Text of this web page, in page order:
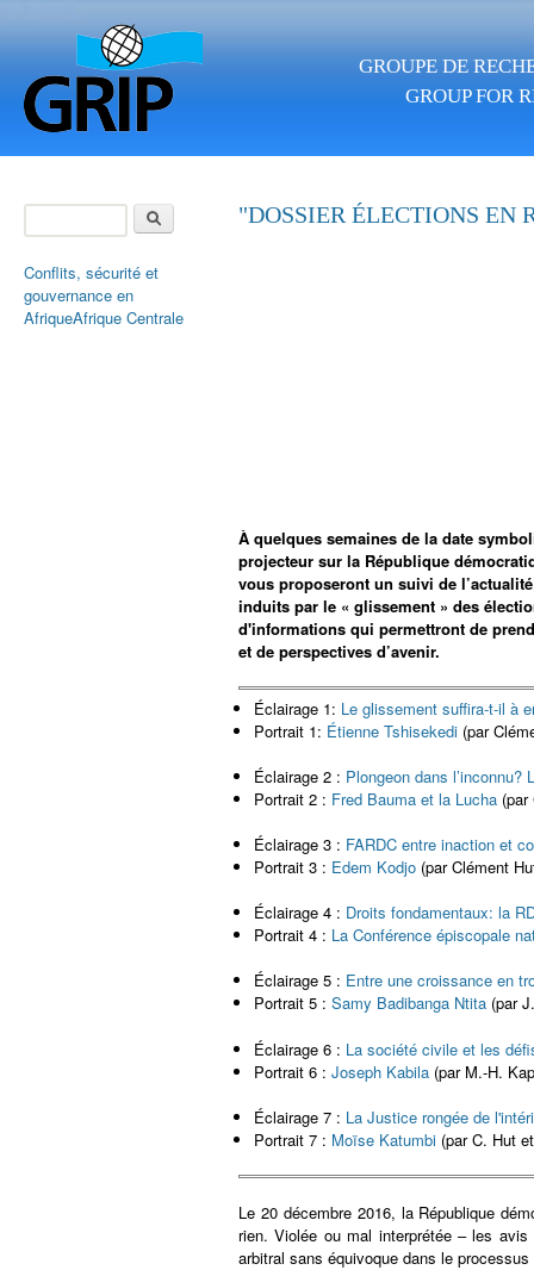
GROUPE DE
GROUP FOR
"DOSSIER ÉLECTIONS EN
À quelques semaines de la date
projecteur sur la République
vous proposeront un suivi de
induits par le « glissement » des
d'informations qui permettront de
et de perspectives d’avenir.
Éclairage 1: Le glissement suffira-t-il à
Portrait 1: Étienne Tshisekedi (par
Éclairage 2 : Plongeon dans l’inconnu?
Portrait 2 : Fred Bauma et la Lucha (par
Éclairage 3 : FARDC entre inaction et
Portrait 3 : Edem Kodjo (par Clément
Éclairage 4 : Droits fondamentaux: la
Portrait 4 : La Conférence épiscopale
Éclairage 5 : Entre une croissance en
Portrait 5 : Samy Badibanga Ntita (par
Éclairage 6 : La société civile et les
​Portrait 6 : Joseph Kabila (par M.-H.
Éclairage 7 : La Justice rongée de
​Portrait 7 : Moïse Katumbi (par C. Hut
Le 20 décembre 2016, la République
rien. Violée ou mal interprétée – les
arbitral sans équivoque dans le
Search form
Conflits, sécurité et
gouvernance en
AfriqueAfrique Centrale